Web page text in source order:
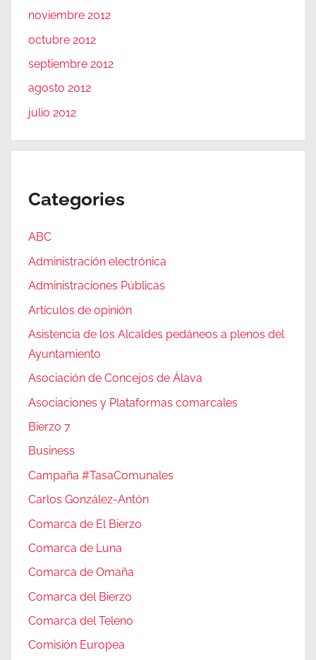
noviembre 2012
octubre 2012
septiembre 2012
agosto 2012
julio 2012
Categories
ABC
Administración electrónica
Administraciones Públicas
Artículos de opinión
Asistencia de los Alcaldes pedáneos a plenos del
Ayuntamiento
Asociación de Concejos de Álava
Asociaciones y Plataformas comarcales
Bierzo 7
Business
Campaña #TasaComunales
Carlos González-Antón
Comarca de El Bierzo
Comarca de Luna
Comarca de Omaña
Comarca del Bierzo
Comarca del Teleno
Comisión Europea